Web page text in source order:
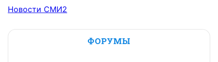
Новости СМИ2
ФОРУМЫ